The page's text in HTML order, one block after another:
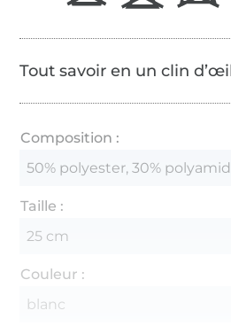
Tout savoir en un clin
Composition :
50% polyester, 30%
Taille :
25 cm
Couleur :
blanc